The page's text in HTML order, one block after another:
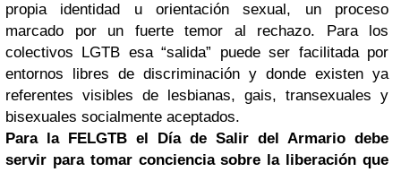
propia identidad u orientación sexual, un proceso
marcado por un fuerte temor al rechazo. Para los
colectivos LGTB esa “salida” puede ser facilitada por
entornos libres de discriminación y donde existen ya
referentes visibles de lesbianas, gais, transexuales y
bisexuales socialmente aceptados.
Para la FELGTB el Día de Salir del Armario debe
servir para tomar conciencia sobre la liberación que